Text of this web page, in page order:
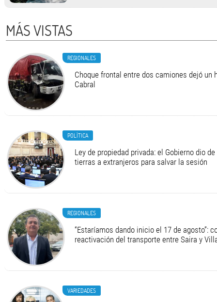
MÁS VISTAS
REGIONALES
Choque frontal entre dos camiones dejó un
Cabral
POLÍTICA
Ley de propiedad privada: el Gobierno dio
tierras a extranjeros para salvar la sesión
REGIONALES
“Estaríamos dando inicio el 17 de agosto”:
reactivación del transporte entre Saira y
VARIEDADES